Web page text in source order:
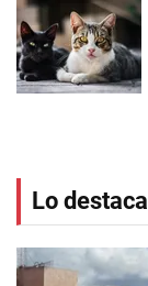
Lo